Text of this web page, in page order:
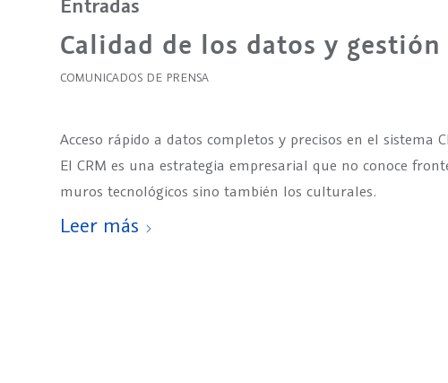
Entradas
Calidad de los datos y
COMUNICADOS DE PRENSA
Acceso rápido a datos completos y precisos en el sistema
El CRM es una estrategia empresarial que no conoce
muros tecnológicos sino también los culturales.
Leer más